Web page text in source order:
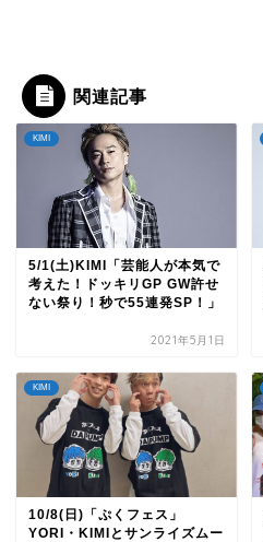
関連記事
KIMI
5/1(土)KIMI「芸能人が本気で
考えた！ドッキリGP GW許せ
ない祭り！秒で55連発SP！」
2021年5月1日
KIMI
10/8(日)「ぷくフェス」
YORI・KIMIとサンライズムー